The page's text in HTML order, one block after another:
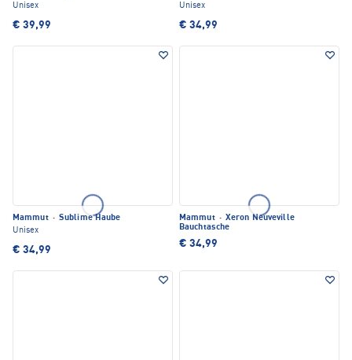
Unisex
€ 39,99
Unisex
€ 34,99
Mammut · Sublime Haube
Unisex
€ 34,99
Mammut · Xeron Neuveville
Bauchtasche
€ 34,99